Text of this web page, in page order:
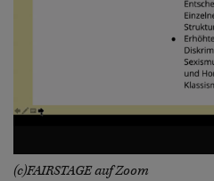
(c)FAIRSTAGE auf Zoom